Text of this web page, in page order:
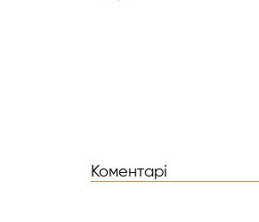
Коментарі